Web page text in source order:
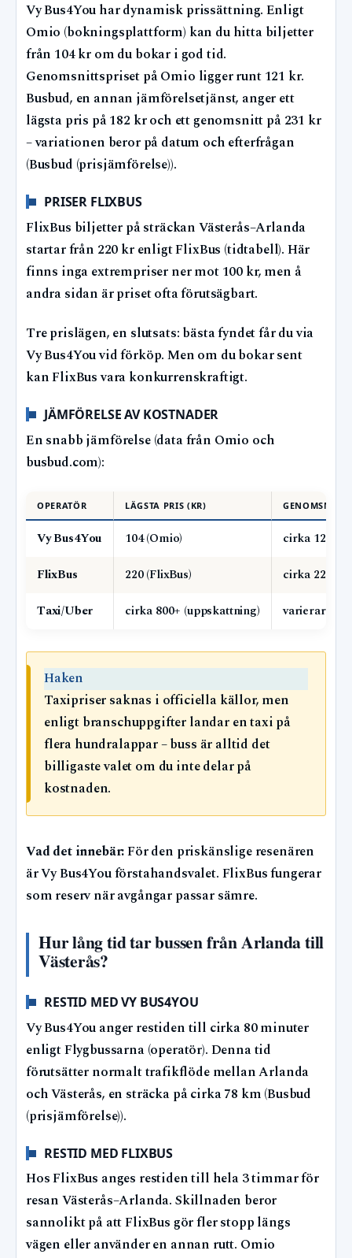
Vy Bus4You har dynamisk prissättning. Enligt
Omio (bokningsplattform) kan du hitta biljetter
från 104 kr om du bokar i god tid.
Genomsnittspriset på Omio ligger runt 121 kr.
Busbud, en annan jämförelsetjänst, anger ett
lägsta pris på 182 kr och ett genomsnitt på 231 kr
– variationen beror på datum och efterfrågan
(Busbud (prisjämförelse)).
PRISER FLIXBUS
FlixBus biljetter på sträckan Västerås–Arlanda
startar från 220 kr enligt FlixBus (tidtabell). Här
finns inga extrempriser ner mot 100 kr, men å
andra sidan är priset ofta förutsägbart.
Tre prislägen, en slutsats: bästa fyndet får du via
Vy Bus4You vid förköp. Men om du bokar sent
kan FlixBus vara konkurrenskraftigt.
JÄMFÖRELSE AV KOSTNADER
En snabb jämförelse (data från Omio och
busbud.com):
OPERATÖR LÄGSTA PRIS (KR)
Vy Bus4You 104 (Omio)
cirka
FlixBus
220 (FlixBus)
cirka
Taxi/Uber
cirka 800+ (uppskattning) varierar
Haken
Taxipriser saknas i officiella källor, men
enligt branschuppgifter landar en taxi på
flera hundralappar – buss är alltid det
billigaste valet om du inte delar på
kostnaden.
Vad det innebär:För den priskänslige resenären
är Vy Bus4You förstahandsvalet. FlixBus fungerar
som reserv när avgångar passar sämre.
Hur lång tid tar bussen från Arlanda till
Västerås?
RESTID MED VY BUS4YOU
Vy Bus4You anger restiden till cirka 80 minuter
enligt Flygbussarna (operatör). Denna tid
förutsätter normalt trafikflöde mellan Arlanda
och Västerås, en sträcka på cirka 78 km (Busbud
(prisjämförelse)).
RESTID MED FLIXBUS
Hos FlixBus anges restiden till hela 3 timmar för
resan Västerås–Arlanda. Skillnaden beror
sannolikt på att FlixBus gör fler stopp längs
vägen eller använder en annan rutt. Omio